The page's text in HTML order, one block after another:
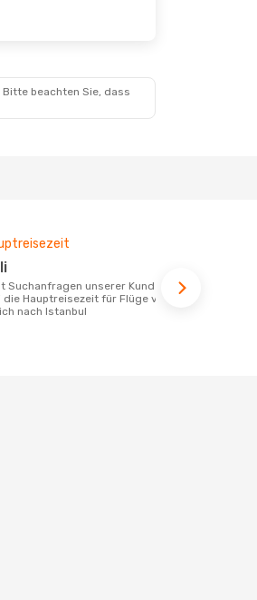
beachten Sie, dass
die Hauptreisezeit für Flüge von
nach Istanbul